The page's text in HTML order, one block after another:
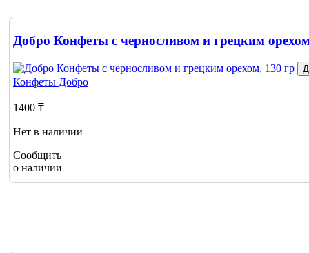
Добро Конфеты с черносливом и грецким
Конфеты Добро
1400 ₸
Нет в наличии
Сообщить
о наличии